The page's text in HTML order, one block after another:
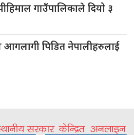
गाउँपालिकाले दियो ३
आगलागी पिडित नेपालीहरुलाई